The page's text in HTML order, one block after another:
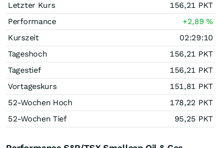
Letzter Kurs
156,21 PKT
Performance
+2,89%
Kurszeit
02:29:10
Tageshoch
156,21 PKT
Tagestief
156,21 PKT
Vortageskurs
151,81 PKT
52-Wochen Hoch
178,22 PKT
52-Wochen Tief
95,25 PKT